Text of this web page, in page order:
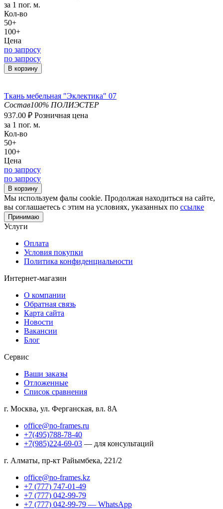
за 1 пог. м.
Кол-во
50+
100+
Цена
по запросу
по запросу
В корзину
Ткань мебельная "Эклектика" 07
Состав100% ПОЛИЭСТЕР
937.00 ₽ Розничная цена
за 1 пог. м.
Кол-во
50+
100+
Цена
по запросу
по запросу
В корзину
Мы используем фалы cookie. Продолжая находиться на сайте,
вы соглашаетесь с этим на условиях, указанных по ссылке
Принимаю
Услуги
Оплата
Условия покупки
Политика конфиденциальности
Интернет-магазин
О компании
Обратная связь
Карта сайта
Новости
Вакансии
Блог
Сервис
Ваши заказы
Отложенные
Список сравнения
г. Москва, ул. Ферганская, вл. 8А
office@no-frames.ru
+7(495)788-78-40
+7(985)224-69-03 — для консультаций
г. Алматы, пр-кт Райымбека, 221/2
office@no-frames.kz
+7 (777) 747-01-49
+7 (777) 042-99-79
+7 (777) 042-99-79 — WhatsApp